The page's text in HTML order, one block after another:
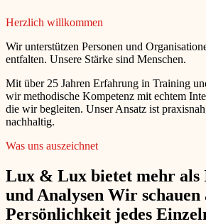
Herzlich willkommen
Wir unterstützen Personen und
entfalten. Unsere Stärke sind Menschen.
Mit über 25 Jahren Erfahrung in Training
wir methodische Kompetenz mit echtem
die wir begleiten. Unser Ansatz ist
nachhaltig.
Was uns auszeichnet
Lux & Lux bietet mehr als
und Analysen Wir schauen
Persönlichkeit jedes